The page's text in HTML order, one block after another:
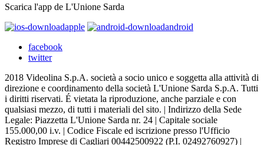
Scarica l'app de L'Unione Sarda
apple
android
facebook
twitter
2018 Videolina S.p.A. società a socio unico e soggetta alla attività di
direzione e coordinamento della società L'Unione Sarda S.p.A. Tutti
i diritti riservati. É vietata la riproduzione, anche parziale e con
qualsiasi mezzo, di tutti i materiali del sito. | Indirizzo della Sede
Legale: Piazzetta L'Unione Sarda nr. 24 | Capitale sociale
155.000,00 i.v. | Codice Fiscale ed iscrizione presso l'Ufficio
Registro Imprese di Cagliari 00442500922 (P.I. 02492760927) |